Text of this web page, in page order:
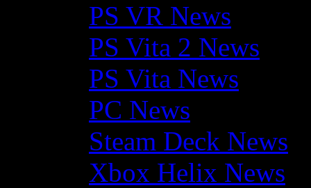
PS VR News
PS Vita 2 News
PS Vita News
PC News
Steam Deck News
Xbox Helix News